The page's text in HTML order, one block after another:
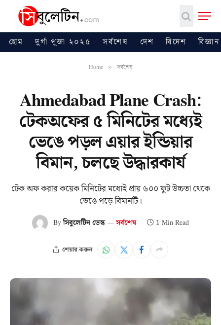
হোম দুর্গা পূজা ২০২৫ সর্বশেষ দেশ বিদেশ
Home » সর্বশেষ
Ahmedabad Plane Crash:
টেকঅফের ৫ মিনিটের মধ্যেই
ভেঙে পড়ল এয়ার ইন্ডিয়ার
বিমান, চলছে উদ্ধারকার্য
টেক অফ করার কয়েক মিনিটের মধ্যেই প্রায় ৬০০ ফুট উচ্চতা থেকে
ভেঙে পড়ে বিমানটি।
Byসিবুলেটিন ডেস্ক সর্বশেষ 1 Min Read
শেয়ার করুন